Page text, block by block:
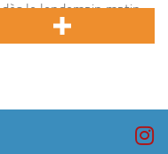
le lendemain matin